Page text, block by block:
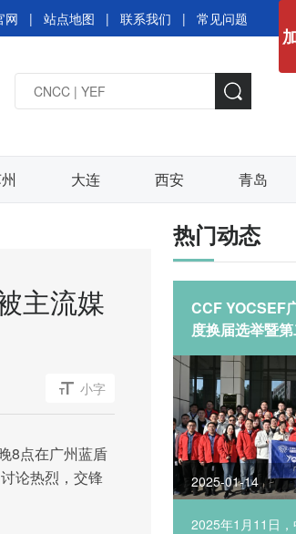
网 | 站点地图 | 联系我们 | 常见问题
大连 西安 青岛
主流媒
小字
8点在广州蓝盾
论热烈，交锋
热门动态
人工智能驱动国产
自动化)是用于辅助超大
CCF YOCSEF
度换届选举暨
举行
2025-01-14
2025年1月11日